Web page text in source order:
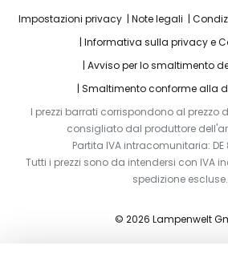
Impostazioni privacy Note legali
Informativa sulla privacy e
Avviso per lo smaltimento
Smaltimento conforme alla
I prezzi barrati corrispondono al prezzo
consigliato dal produttore
Partita IVA intracomunitaria: DE
Tutti i prezzi sono da intendersi con IVA
spedizione escluse.
© 2026 Lampenwelt